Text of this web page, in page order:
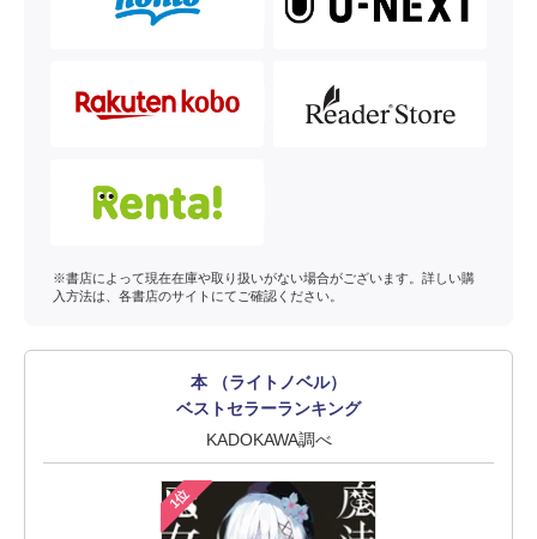
※書店によって現在在庫や取り扱いがない場合がございます。詳しい購
入方法は、各書店のサイトにてご確認ください。
本 （ライトノベル）
ベストセラーランキング
KADOKAWA調べ
1位